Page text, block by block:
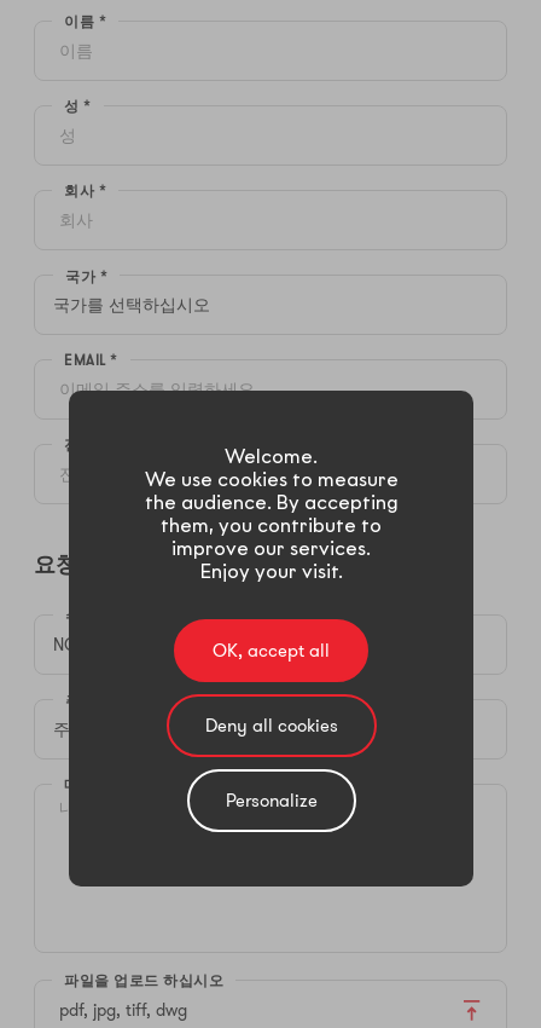
이름 *
성 *
회사 *
국가 *
EMAIL *
전화번호 (모바일 또는 유선)
요청사항
수신 *
주제 *
메시지 *
파일을 업로드 하십시오
pdf, jpg, tiff, dwg
Welcome.
We use cookies to measure
the audience. By accepting
them, you contribute to
improve our services.
Enjoy your visit.
OK, accept all
Deny all cookies
Personalize